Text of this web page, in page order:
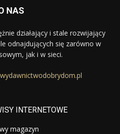
NAS
działający i stale rozwijający
odnajdujących się zarówno w
jak i w sieci.
INTERNETOWE
magazyn